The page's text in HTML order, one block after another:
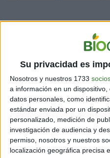
Su privacidad es
Nosotros y nuestros 1733
a información en un
datos personales, como
estándar enviada por un
personalizado, medición de
investigación de audiencia y
permiso, nosotros y nuestros
localización geográfica precisa
Este proceso además de
ambiente. La
contribuye a que la
lugar de reflejarla, lo que
absorbido por la nieve.
la nieve blanca refleja
nieve teñida de rojo
proporción mucho menor.
Este cambio en la